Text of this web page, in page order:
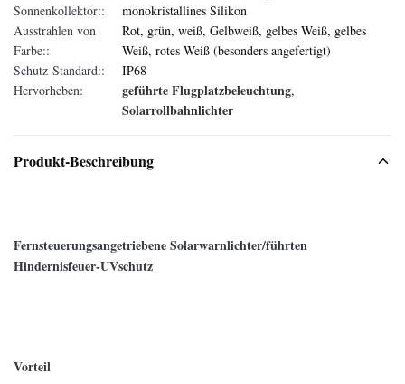
Sonnenkollektor::
monokristallines Silikon
Ausstrahlen von
Farbe::
Rot, grün, weiß, Gelbweiß, gelbes Weiß, gelbes
Weiß, rotes Weiß (besonders angefertigt)
Schutz-Standard::
IP68
Hervorheben:
geführte Flugplatzbeleuchtung,
Solarrollbahnlichter
Produkt-Beschreibung
Fernsteuerungsangetriebene Solarwarnlichter/führten
Hindernisfeuer-UVschutz
Vorteil